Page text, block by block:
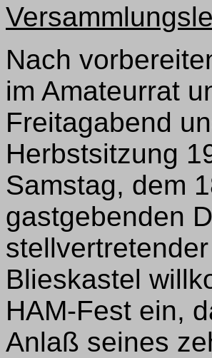
Nach
im Amateurrat
Freitagabend
Herbstsitzung
Samstag, dem
gastgebenden
Blieskastel
HAM-Fest ein,
Anlaß seines